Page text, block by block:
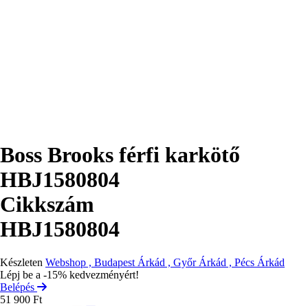
Boss Brooks férfi karkötő
HBJ1580804
Cikkszám
HBJ1580804
Készleten Webshop , Budapest Árkád , Győr Árkád , Pécs Árkád
Lépj be a -15% kedvezményért!
Belépés
51 900 Ft